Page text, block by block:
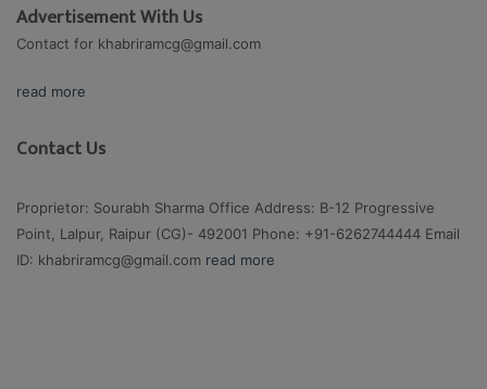
Advertisement With Us
Contact for khabriramcg@gmail.com
read more
Contact Us
Proprietor: Sourabh Sharma Office Address: B-12 Progressive
Point, Lalpur, Raipur (CG)- 492001 Phone: +91-6262744444 Email
ID: khabriramcg@gmail.com read more